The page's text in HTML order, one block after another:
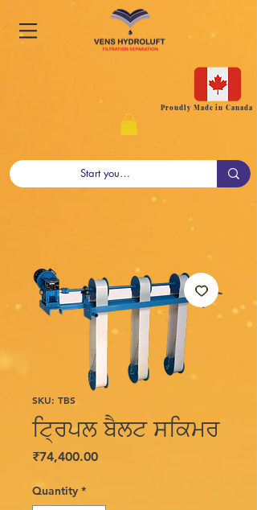
Proudly Made in Canada
SKU: TBS
ਟ੍ਰਿਪਲ ਬੈਲਟ ਸਕਿਮਰ
₹74,400.00Price
Quantity *